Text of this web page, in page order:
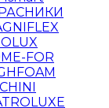
FOR